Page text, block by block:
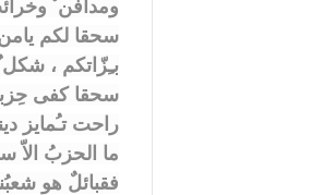
ومدافن
سحقا لكم
بـِزّاتكم ،
سحقا كفى
راحت تـُمايز
ما الحزبُ الاّ
فقبائلٌ هو